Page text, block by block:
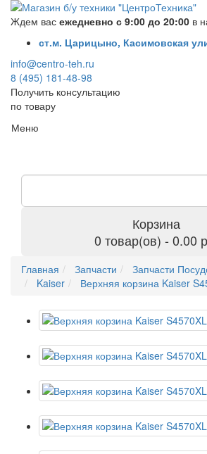
Ждем вас ежедневно с 9:00 до 20:00 в
ст.м. Царицыно, Касимовская
info@centro-teh.ru
8 (495) 181-48-98
Получить консультацию
по товару
Меню
Корзина
0 товар(ов) - 0.00
Главная Запчасти Запчасти
Kaiser
Верхняя корзина Kaiser